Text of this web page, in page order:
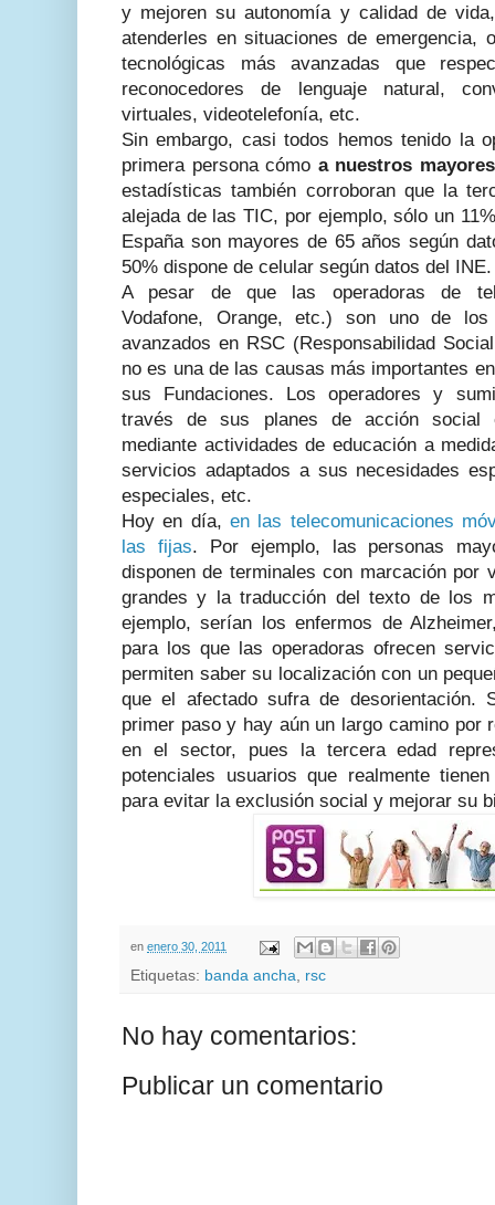
y mejoren su autonomía y calidad de
atenderles en situaciones de emergencia,
tecnológicas más avanzadas que
reconocedores de lenguaje natural,
virtuales, videotelefonía, etc.
Sin embargo, casi todos hemos tenido la
primera persona cómo a nuestros
estadísticas también corroboran que la
alejada de las TIC, por ejemplo, sólo un
España son mayores de 65 años según
50% dispone de celular según datos del INE.
A pesar de que las operadoras de
Vodafone, Orange, etc.) son uno de los
avanzados en RSC (Responsabilidad
no es una de las causas más importantes
sus Fundaciones. Los operadores y
través de sus planes de acción social
mediante actividades de educación a
servicios adaptados a sus necesidades
especiales, etc.
Hoy en día,en las telecomunicaciones
las fijas. Por ejemplo, las personas
disponen de terminales con marcación por
grandes y la traducción del texto de los
ejemplo, serían los enfermos de
para los que las operadoras ofrecen
permiten saber su localización con un
que el afectado sufra de desorientación.
primer paso y hay aún un largo camino por
en el sector, pues la tercera edad
potenciales usuarios que realmente
para evitar la exclusión social y mejorar su
en enero 30, 2011
Etiquetas: banda ancha, rsc
No hay comentarios:
Publicar un comentario